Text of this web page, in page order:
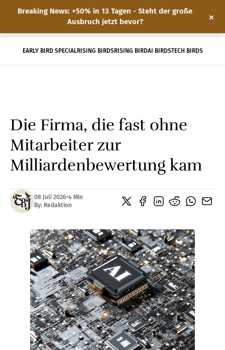
Breaking News: +50% in 13 Tagen - Steht der große
Ausbruch jetzt bevor?
×
HomeEARLY BIRD SPECIALRISING BIRDSRISING BIRDAI BIRDSTECH BIRDS
Die Firma, die fast ohne
Mitarbeiter zur
Milliardenbewertung kam
08 Juli 2026•4 Min
By: Redaktion